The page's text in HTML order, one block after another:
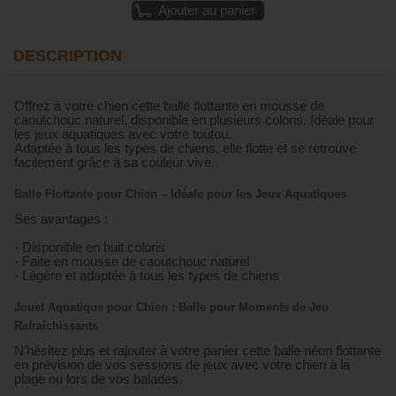
Ajouter au panier
DESCRIPTION
Offrez à votre chien cette balle flottante en mousse de
caoutchouc naturel, disponible en plusieurs coloris. Idéale pour
les jeux aquatiques avec votre toutou.
Adaptée à tous les types de chiens, elle flotte et se retrouve
facilement grâce à sa couleur vive.
Balle Flottante pour Chien – Idéale pour les Jeux Aquatiques
Ses avantages :
- Disponible en huit coloris
- Faite en mousse de caoutchouc naturel
- Légère et adaptée à tous les types de chiens
Jouet Aquatique pour Chien : Balle pour Moments de Jeu
Rafraîchissants
N’hésitez plus et rajouter à votre panier cette balle néon flottante
en prévision de vos sessions de jeux avec votre chien à la
plage ou lors de vos balades.